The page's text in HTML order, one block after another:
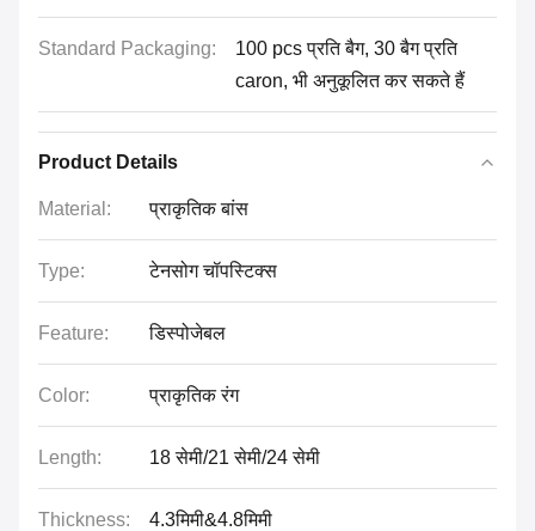
Standard Packaging:
100 pcs प्रति बैग, 30 बैग प्रति
caron, भी अनुकूलित कर सकते हैं
Product Details
Material: प्राकृतिक बांस
Type: टेनसोग चॉपस्टिक्स
Feature: डिस्पोजेबल
Color: प्राकृतिक रंग
Length: 18 सेमी/21 सेमी/24 सेमी
Thickness: 4.3मिमी&4.8मिमी